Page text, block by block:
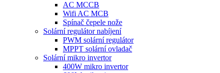
AC MCCB
Wifi AC MCB
Spínač čepele nože
Solární regulátor nabíjení
PWM solární regulátor
MPPT solární ovladač
Solární mikro invertor
400W mikro invertor